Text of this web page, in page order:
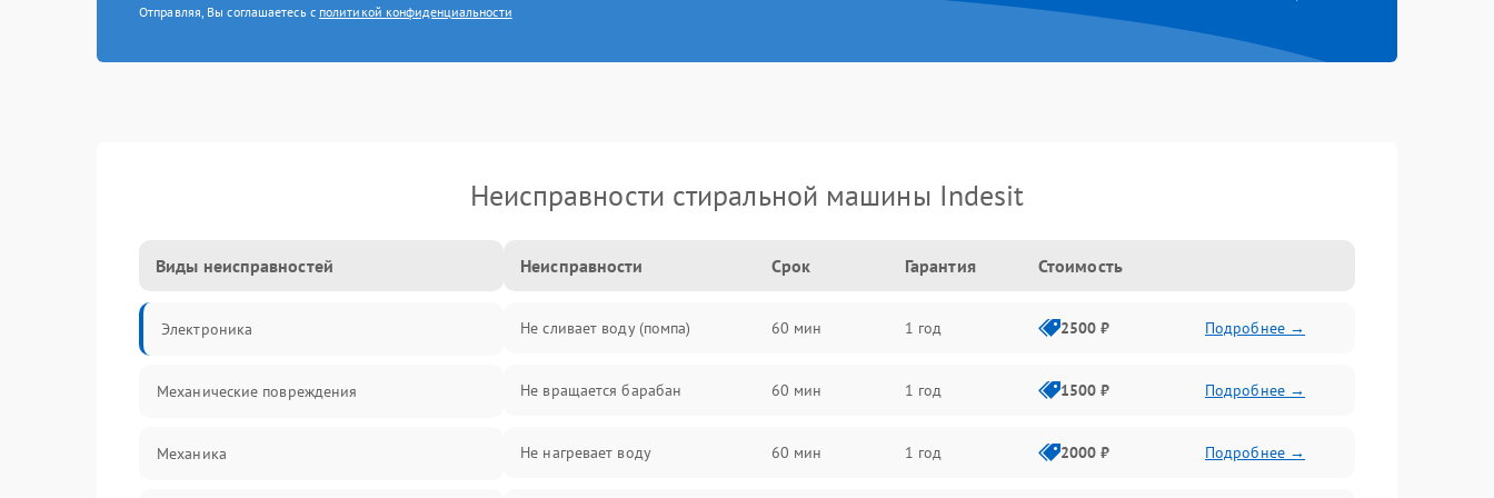
Отправляя, Вы соглашаетесь с политикой конфиденциальности
Неисправности стиральной машины Indesit
Виды неисправностей
Электроника
Механические повреждения
Механика
Неисправности Срок Гарантия Стоимость
Не сливает воду (помпа) 60 мин 1 год 2500 ₽ Подробнее →
Не вращается барабан 60 мин 1 год 1500 ₽ Подробнее →
Не нагревает воду 60 мин 1 год 2000 ₽ Подробнее →